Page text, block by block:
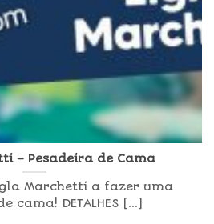
– Pesadeira de Cama
Marchetti a fazer uma
cama! DETALHES [...]